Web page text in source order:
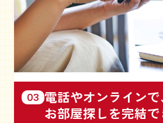
03 電話やオンラインで
お部屋探しを完結で